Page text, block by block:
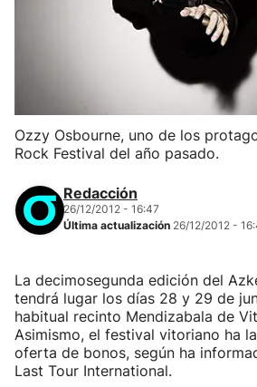
Ozzy Osbourne, uno de los
Rock Festival del año pasado.
Redacción
26/12/2012 - 16:47
Última actualización 26/12/2012 -
La decimosegunda edición del
tendrá lugar los días 28 y 29 de
habitual recinto Mendizabala de
Asimismo, el festival vitoriano ha
oferta de bonos, según ha
Last Tour International.